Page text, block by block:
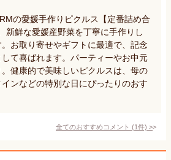
の愛媛手作りピクルス【定番詰め合
新鮮な愛媛産野菜を丁寧に手作りし
お取り寄せやギフトに最適で、記念
て喜ばれます。パーティーやお中元
。健康的で美味しいピクルスは、母の
ンなどの特別な日にぴったりのおす
全てのおすすめコメント (1件) >